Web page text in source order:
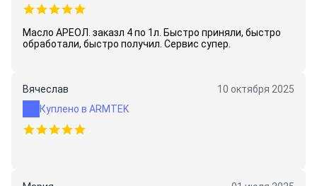
Масло АРЕОЛ. заказл 4 по 1л. Быстро приняли, быстро
обработали, быстро получил. Сервис супер.
Вячеслав
10 октября 2025
Куплено в ARMTEK